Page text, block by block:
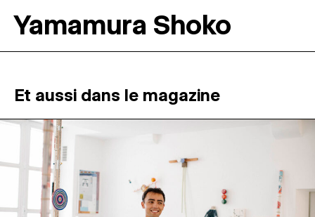
RÉSIDENCES ↓
ATELIERS OUVERTS
PROGRAMMATION
MAGAZINE
Yamamura Shoko
Et aussi dans le magazine